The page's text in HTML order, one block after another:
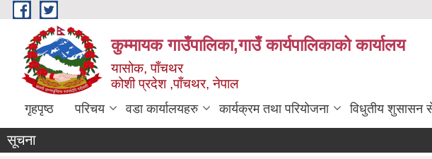
Skip to main content
कुम्मायक गाउँपालिका,गाउँ कार्यपालिकाको कार्यालय
यासोक, पाँचथर
कोशी प्रदेश ,पाँचथर, नेपाल
गृहपृष्ठ परिचय वडा कार्यालयहरु कार्यक्रम तथा परियोजना विधुतीय शुसासन
सूचना